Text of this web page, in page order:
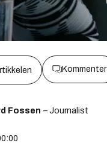
Kommenter
Fossen – Journalist